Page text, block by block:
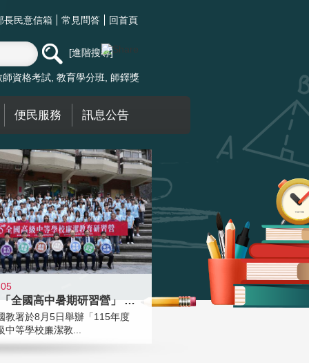
長民意信箱 常見問答 回首頁
進階搜尋
師資格考試 教育學分班 師鐸獎
便民服務 訊息公告
國教署「全國高中暑期研習營」 以多
教署於8月5日舉辦「115年度
中等學校廉潔教...